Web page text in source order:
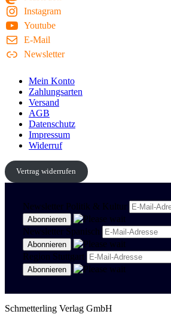
Instagram
Youtube
E-Mail
Newsletter
Mein Konto
Zahlungsarten
Versand
AGB
Datenschutz
Impressum
Widerruf
Vertrag widerrufen
Newsletter Politik & Kultur
Newsletter Spanisch
Region Stuttgart
Schmetterling Verlag GmbH